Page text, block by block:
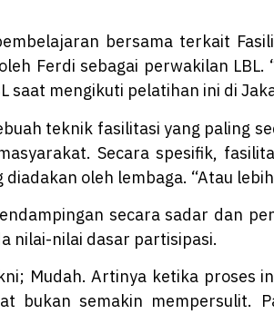
bersama terkait
Ferdi sebagai perwakilan
saat mengikuti pelatihan ini di
teknik fasilitasi yang paling
Secara spesifik,
oleh lembaga. “Atau
secara sadar dan
nilai-nilai dasar partisipasi.
Mudah. Artinya ketika proses
bukan semakin mempersulit.